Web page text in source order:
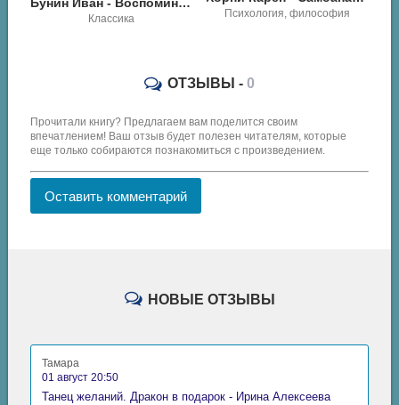
Бунин Иван - Воспоминания
Классика Психология, философия
ОТЗЫВЫ - 0
Прочитали книгу? Предлагаем вам поделится своим
впечатлением! Ваш отзыв будет полезен читателям, которые
еще только собираются познакомиться с произведением.
Оставить комментарий
НОВЫЕ ОТЗЫВЫ
Тамара
01 август 20:50
Танец желаний. Дракон в подарок - Ирина Алексеева